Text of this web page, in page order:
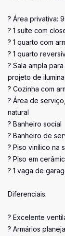
? Área privativa:
? 1 suíte com
? 1 quarto com
? 1 quarto
? Sala ampla
projeto de
? Cozinha com
? Área de
natural
? Banheiro social
? Banheiro de
? Piso vinílico na
? Piso em
? 1 vaga de
Diferenciais:
? Excelente
? Armários